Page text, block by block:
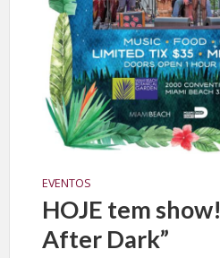
EVENTOS
HOJE tem
After Dark”